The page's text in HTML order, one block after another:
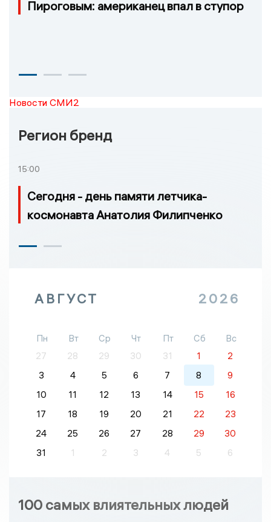
Пироговым: американец впал в ступор
Новости СМИ2
Регион бренд
15:00
Сегодня - день памяти летчика-
космонавта Анатолия Филипченко
АВГУСТ 2026
Пн Вт Ср Чт Пт Сб
Вс
27
28 29 30 31 1
2
3
4 5 6 7 8
9
10
11 12 13 14 15
16
17
18 19 20 21 22
23
24
25 26 27 28 29
30
31
1 2 3 4 5 6
100 самых влиятельных людей